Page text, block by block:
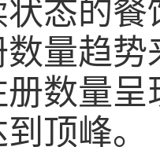
态的餐
量趋
数量
顶峰。